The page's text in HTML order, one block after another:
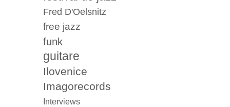
Fred D'Oelsnitz
free jazz
funk
guitare
Ilovenice
Imagorecords
Interviews